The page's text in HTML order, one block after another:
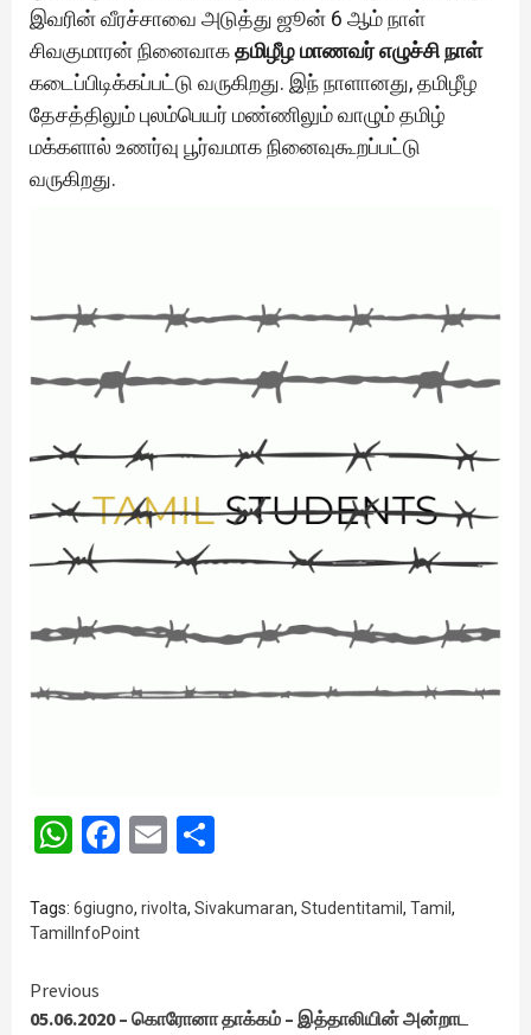
இவரின் வீரச்சாவை அடுத்து ஜூன் 6 ஆம் நாள்
சிவகுமாரன் நினைவாகதமிழீழ மாணவர் எழுச்சி நாள்
கடைப்பிடிக்கப்பட்டு வருகிறது. இந் நாளானது, தமிழீழ
தேசத்திலும் புலம்பெயர் மண்ணிலும் வாழும் தமிழ்
மக்களால் உணர்வு பூர்வமாக நினைவுகூறப்பட்டு
வருகிறது.
WhatsApp
Facebook
Email
Tags: 6giugno, rivolta, Sivakumaran, Studentitamil , Tamil ,
TamilInfoPoint
Continue
Previous
05.06.2020 – கொரோனா தாக்கம் – இத்தாலியின் அன்றாட